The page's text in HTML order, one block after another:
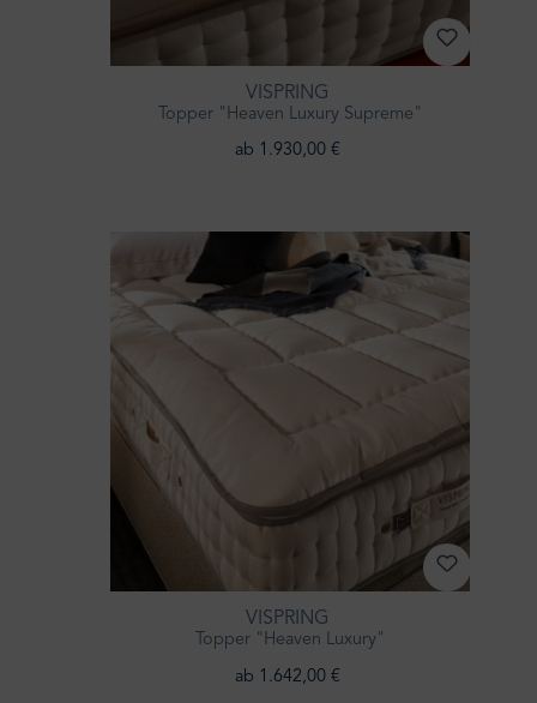
VISPRING
Topper "Heaven Luxury Supreme"
ab 1.930,00 €
VISPRING
Topper "Heaven Luxury"
ab 1.642,00 €